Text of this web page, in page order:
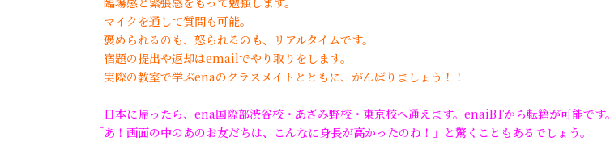
マイクを通して質問も可能。
褒められるのも、怒られるのも、リアルタイムです。
宿題の提出や返却はemailでやり取りをします。
実際の教室で学ぶenaのクラスメイトとともに、がんばりましょう！！
日本に帰ったら、ena国際部渋谷校・あざみ野校・東京校へ通えます。enaiBTから転籍が可能です。
「あ！画面の中のあのお友だちは、こんなに身長が高かったのね！」と驚くこともあるでしょう。